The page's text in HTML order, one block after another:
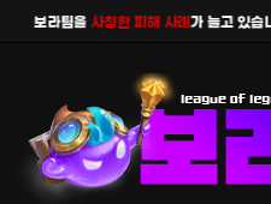
보라팀을사칭한 피해 사례가 늘고 있습니다.